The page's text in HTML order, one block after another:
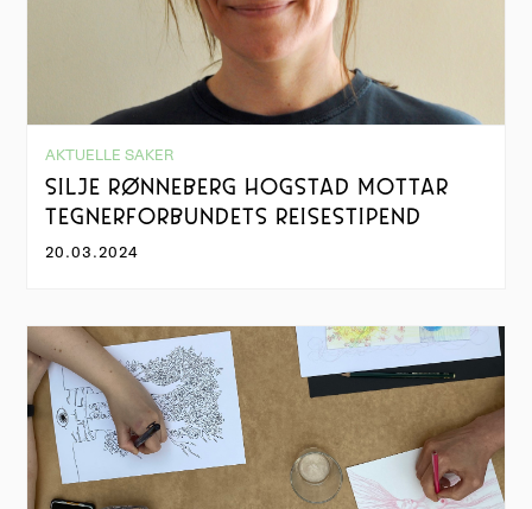
AKTUELLE SAKER
SILJE RØNNEBERG HOGSTAD MOTTAR
TEGNERFORBUNDETS REISESTIPEND
20.03.2024